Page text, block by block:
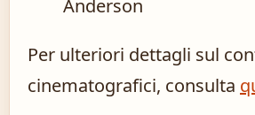
Anderson
Per ulteriori dettagli sul
cinematografici, consulta